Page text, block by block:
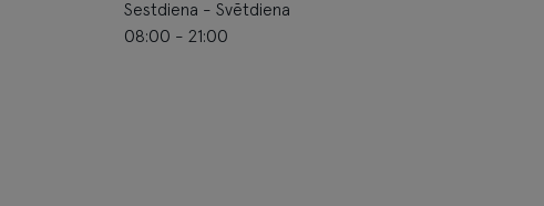
Sestdiena - Svētdiena
08:00 - 21:00